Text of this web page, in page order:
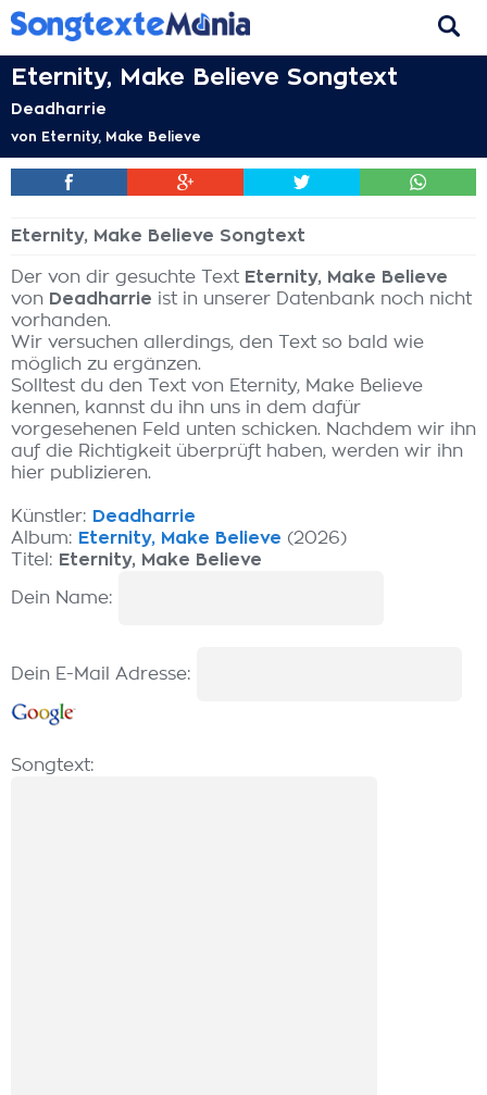
Eternity, Make Believe Songtext
Deadharrie
von Eternity, Make Believe
Eternity, Make Believe Songtext
Der von dir gesuchte Text Eternity, Make Believe
von Deadharrie ist in unserer Datenbank noch nicht
vorhanden.
Wir versuchen allerdings, den Text so bald wie
möglich zu ergänzen.
Solltest du den Text von Eternity, Make Believe
kennen, kannst du ihn uns in dem dafür
vorgesehenen Feld unten schicken. Nachdem wir ihn
auf die Richtigkeit überprüft haben, werden wir ihn
hier publizieren.
Künstler: Deadharrie
Album: Eternity, Make Believe (2026)
Titel: Eternity, Make Believe
Dein Name:
Dein E-Mail Adresse:
Songtext: